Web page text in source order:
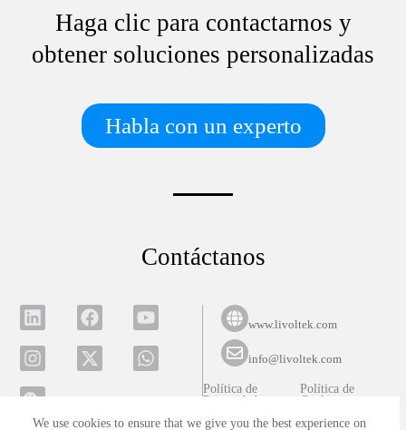
We use cookies to ensure that we give you the best experience on
Haga clic para contactarnos y
obtener soluciones personalizadas
Habla con un experto
Contáctanos
www.livoltek.com
info@livoltek.com
Política de
Privacidad
Política de
Cookies